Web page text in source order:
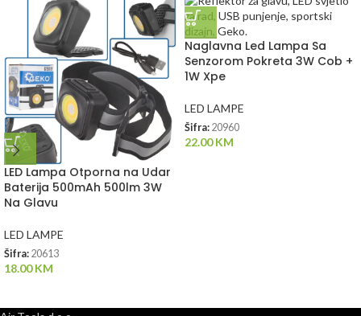
LED Lampa Otporna na Udar
Baterija 500mAh 500lm 3W
Na Glavu
LED LAMPE
Šifra: 20613
18.00KM
Naglavna Led Lampa Sa
Senzorom Pokreta 3W Cob +
1W Xpe
LED LAMPE
Šifra: 20960
22.00KM